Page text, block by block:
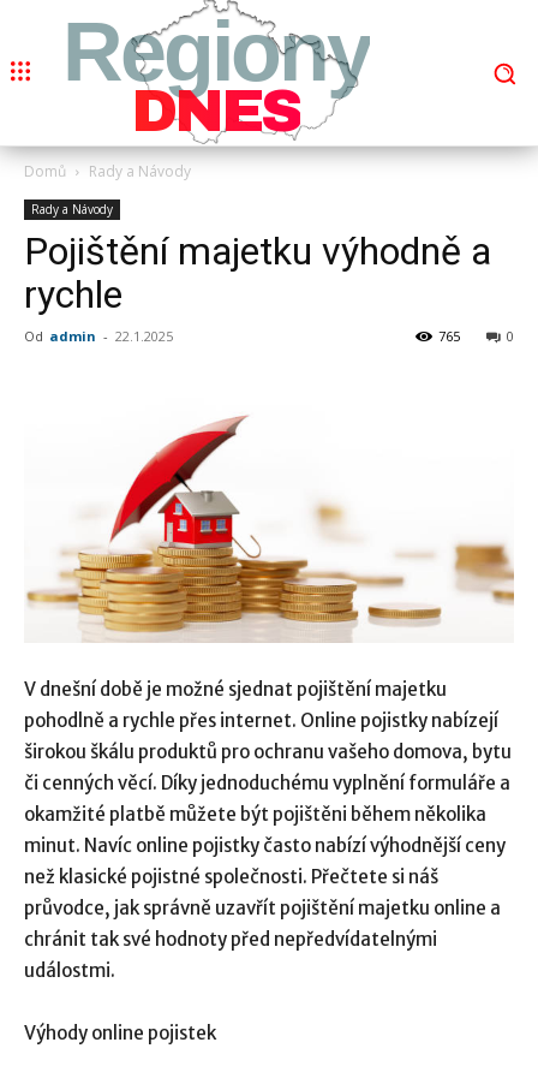
Regiony
DNES
Domů Rady a Návody
Rady a Návody
Pojištění majetku výhodně a
rychle
Od admin - 22.1.2025 0
765
V dnešní době je možné sjednat pojištění majetku
pohodlně a rychle přes internet. Online pojistky nabízejí
širokou škálu produktů pro ochranu vašeho domova, bytu
či cenných věcí. Díky jednoduchému vyplnění formuláře a
okamžité platbě můžete být pojištěni během několika
minut. Navíc online pojistky často nabízí výhodnější ceny
než klasické pojistné společnosti. Přečtete si náš
průvodce, jak správně uzavřít pojištění majetku online a
chránit tak své hodnoty před nepředvídatelnými
událostmi.
Výhody online pojistek